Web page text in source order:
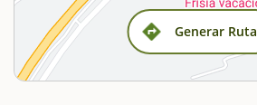
Generar Ruta